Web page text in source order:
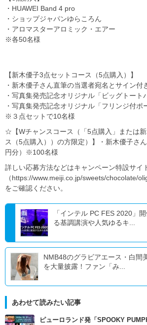
・HUAWEI Band 4 pro
・ショップジャパンゆらころん
・アロマスターアロミック・エアー
※各50名様
【新木優子3点セットコース（5点購入）】
・新木優子さん直筆の当選者宛名とサイン付
・写真集発売記念オリジナル「ビッグトート
・写真集発売記念オリジナル「フリンジ付ポ
※３点セットで10名様
☆【Wチャンスコース（「5点購入」または
ス（5点購入））の方限定）】・新木優子さ
円分）※100名様
詳しい応募方法などはキャンペーン特設サイ
（https://www.meiji.co.jp/sweets/chocolate/
をご確認ください。
「インテル PC FES 2020」
る基調講演や人気ゆるキ...
NMB48のグラビアエース・白間
を大量披露！ファン「み...
あわせて読みたい記事
ピューロランド発「SPOOKY